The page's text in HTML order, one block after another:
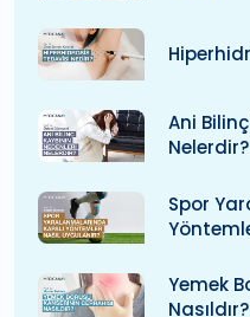
Ani
Nelerdir?
Spor
Yemek
Nasıldır?